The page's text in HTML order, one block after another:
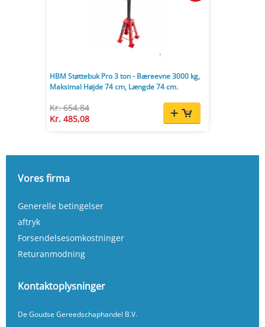
HBM Støttebuk Pro 3 ton - Bæreevne 3000 kg,
Maksimal Højde 74 cm, Længde 74 cm.
Kr. 654,84
Kr. 485,08
Vores firma
Generelle betingelser
aftryk
Forsendelsesomkostninger
Returanmodning
Kontaktoplysninger
De Goudse Gereedschaphandel B.V.